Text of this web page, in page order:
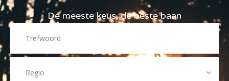
De meeste keus, de beste baan